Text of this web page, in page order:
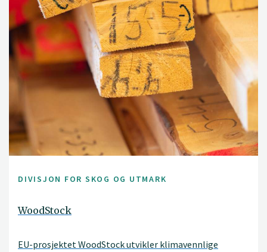
DIVISJON FOR SKOG OG UTMARK
WoodStock
EU-prosjektet WoodStock utvikler klimavennlige